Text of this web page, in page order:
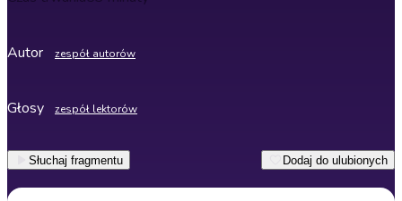
Autor zespół autorów
Głosy zespół lektorów
Słuchaj fragmentu Dodaj do ulubionych